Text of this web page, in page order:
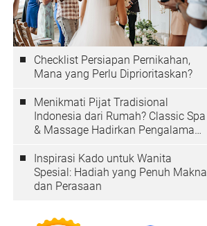
Checklist Persiapan Pernikahan,
Mana yang Perlu Diprioritaskan?
Menikmati Pijat Tradisional
Indonesia dari Rumah? Classic Spa
& Massage Hadirkan Pengalaman
Inspirasi Kado untuk Wanita
Spesial: Hadiah yang Penuh Makna
dan Perasaan